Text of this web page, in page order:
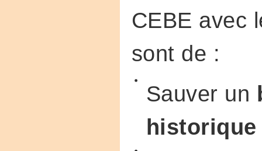
CEBE avec
sont de :
Sauver un
historique